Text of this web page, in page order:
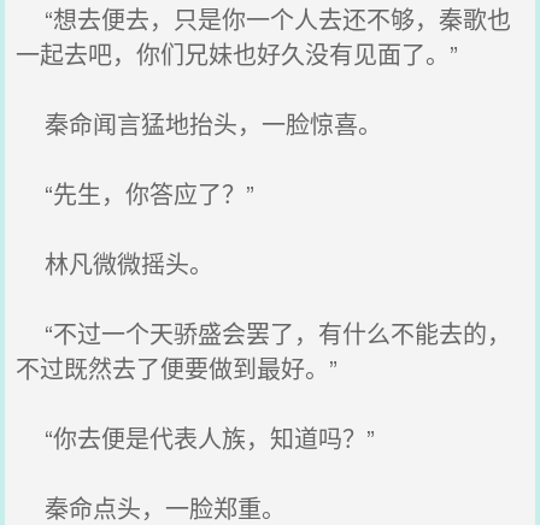
“想去便去，只是你一个人去还不够，秦歌也
一起去吧，你们兄妹也好久没有见面了。”
秦命闻言猛地抬头，一脸惊喜。
“先生，你答应了？”
林凡微微摇头。
“不过一个天骄盛会罢了，有什么不能去的，
不过既然去了便要做到最好。”
“你去便是代表人族，知道吗？”
秦命点头，一脸郑重。